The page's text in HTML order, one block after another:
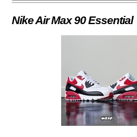
Nike Air Max 90 Essential